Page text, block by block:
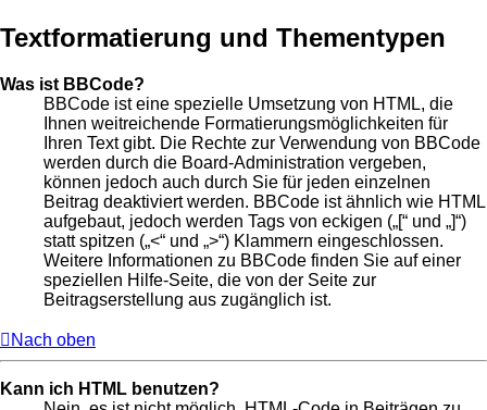
Textformatierung und Thementypen
Was ist BBCode?
BBCode ist eine spezielle Umsetzung von HTML, die
Ihnen weitreichende Formatierungsmöglichkeiten für
Ihren Text gibt. Die Rechte zur Verwendung von BBCode
werden durch die Board-Administration vergeben,
können jedoch auch durch Sie für jeden einzelnen
Beitrag deaktiviert werden. BBCode ist ähnlich wie HTML
aufgebaut, jedoch werden Tags von eckigen („[“ und „]“)
statt spitzen („<“ und „>“) Klammern eingeschlossen.
Weitere Informationen zu BBCode finden Sie auf einer
speziellen Hilfe-Seite, die von der Seite zur
Beitragserstellung aus zugänglich ist.
Nach oben
Kann ich HTML benutzen?